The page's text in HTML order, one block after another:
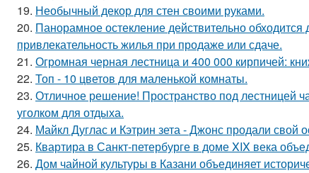
19. Необычный декор для стен своими руками.
20. Панорамное остекление действительно
привлекательность жилья при продаже или сдаче.
21. Огромная черная лестница и 400 000 кирпичей:
22. Топ - 10 цветов для маленькой комнаты.
23. Отличное решение! Пространство под лестницей
уголком для отдыха.
24. Майкл Дуглас и Кэтрин зета - Джонс продали свой
25. Квартира в Санкт-петербурге в доме XIX века
26. Дом чайной культуры в Казани объединяет